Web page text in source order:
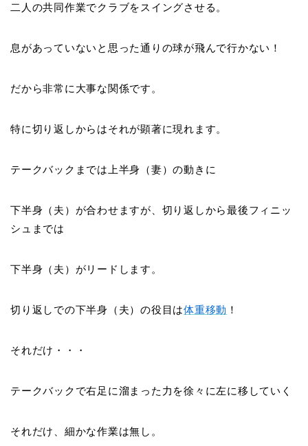
二人の共同作業でクラブをスイングさせる 。
息があっていないと思った通りの球が飛んで行かない！
だから非常に 大事な関係です。
特に切り返しからはそれが顕著に現れます。
テークバックまでは上半身（妻）の動きに
下半身（夫）が合わせますが、切り返しから最後フィニッ
シュまでは
下半身（夫）がリードします。
切り返しでの下半身（夫）の役目は体重移動 ！
それだけ・・・
テークバックで右足に溜まった力を徐々に左に移していく
それだけ、細かな作業は無し。